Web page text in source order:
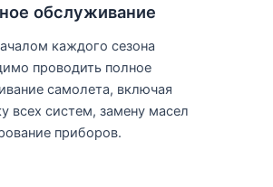
обслуживание
каждого сезона
проводить полное
самолета, включая
всех систем, замену масел
приборов.